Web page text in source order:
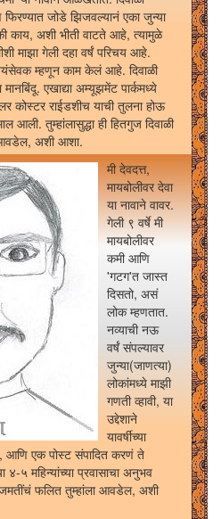
जोडे झिजवल्यानं एका जुन्या
काय, अशी भीती वाटते आहे, त्यामुळे
माझा गेली दहा वर्षं परिचय आहे.
म्हणून काम केलं आहे. दिवाळी
एखाद्या अम्यूझमेंट पार्कमध्ये
कोस्टर राईडशीच याची तुलना होऊ
आली. तुम्हांलासुद्धा ही हितगुज दिवाळी
अशी आशा.
मी देवदत्त,
मायबोलीवर देवा
या नावाने वावर.
गेली ९ वर्षे मी
मायबोलीवर
कमी आणि
'गटग'त जास्त
दिसतो, असं
लोक म्हणतात.
नव्याची नऊ
वर्षं संपल्यावर
जुन्या(जाणत्या)
लोकांमध्ये माझी
गणती व्हावी, या
उद्देशाने
यावर्षीच्या
आणि एक पोस्ट संपादित करणं ते
५ महिन्यांच्या प्रवासाचा अनुभव
फलित तुम्हांला आवडेल, अशी